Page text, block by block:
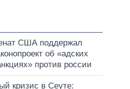
США поддержал
об «адских
против россии
кризис в Сеуте: